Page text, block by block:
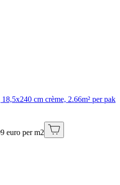
cm crème, 2.66m² per pak
euro per m2